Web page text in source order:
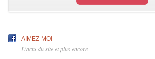
AIMEZ-MOI
L'actu du site et plus encore